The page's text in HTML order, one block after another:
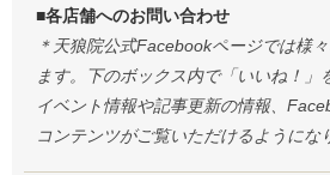
■各店舗へのお問い合わせ
＊天狼院公式Facebookページでは様
ます。下のボックス内で「いいね！」
イベント情報や記事更新の情報、
コンテンツがご覧いただけるようにな